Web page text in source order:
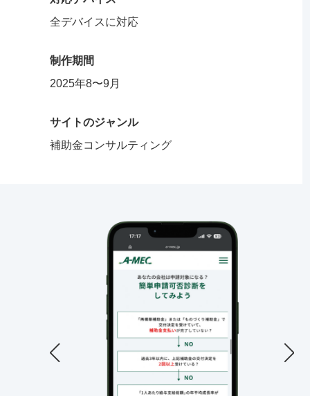
全デバイスに対応
制作期間
2025年8〜9月
サイトのジャンル
補助金コンサルティング